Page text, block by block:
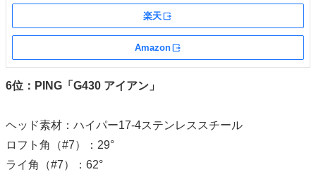
楽天
Amazon
6位：PING「G430 アイアン」
ヘッド素材：ハイパー17-4ステンレススチール
ロフト角（#7）：29°
ライ角（#7）：62°